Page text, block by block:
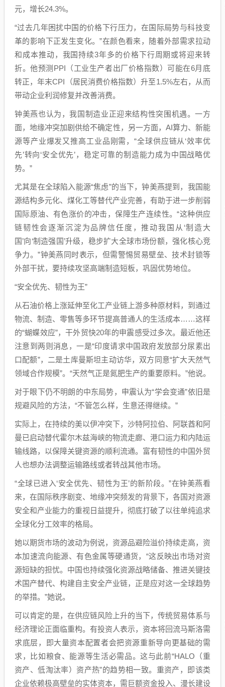
元，增长24.3%。
“过去几年困扰中国的价格下行压力，在国际局势与科技变
革的影响下正发生变化。”在颜色看来，随着外部需求拉动
和成本推动，我国持续3年多的价格下行周期或将迎来转
折。他预测PPI（工业生产者出厂价格指数）可能在6月底
转正，年末CPI（居民消费价格指数）升至1.5%左右，从而
带动企业利润修复并改善消费。
钟美燕也认为，我国制造业正迎来结构性突围机遇。一方
面，地缘冲突加剧供给不确定性，另一方面，AI算力、新能
源等产业爆发又推高工业品刚需，“全球供应链从‘效率优
先’转向‘安全优先’，稳定可靠的制造能力成为中国战略优
势。”
尤其是在全球陷入能源“焦虑”的当下，钟美燕提到，我国能
源结构多元化、煤化工等替代产业完善，有助于进一步削弱
国际原油、有色涨价的冲击，保障生产连续性。“这种供应
链韧性会逐渐沉淀为品牌信任度，推动我国从‘制造大
国’向‘制造强国’升级，稳步扩大全球市场份额，强化核心竞
争力。”钟美燕同时表示，但需警惕贸易壁垒、技术封锁等
外部干扰，要持续攻坚高端制造短板，巩固优势地位。
“安全优先、韧性为王”
从石油价格上涨延伸至化工产业链上游多种原材料，到通过
物流、制造、零售等多环节提高普通人的生活成本……这样
的“蝴蝶效应”，干外贸快20年的申震感受过多次。最近他还
注意到两则消息，一是“印度请求中国政府发放部分尿素出
口配额”，二是土库曼斯坦主动访华，双方同意“扩大天然气
领域合作规模”。“天然气正是氮肥生产的重要原料。”他说。
对于眼下仍不明朗的中东局势，申震认为“学会变通”依旧是
规避风险的方法，“不管怎么样，生意还得继续。”
实际上，在持续的美以伊冲突下，沙特阿拉伯、阿联酋和阿
曼已启动替代霍尔木兹海峡的物流走廊、港口运力和内陆运
输线路，以保障关键资源的顺利流通。富有韧性的中国外贸
人也想办法调整运输路线或者转战其他市场。
“全球已进入‘安全优先、韧性为王’的新阶段。”在钟美燕看
来，在国际秩序剧变、地缘冲突频发的背景下，各国对资源
安全和产业能力的重视日益提升，彻底打破了以往单纯追求
全球化分工效率的格局。
她以期货市场的波动为例说，资源品避险溢价持续走高，资
本加速流向能源、有色金属等硬通货，“这反映出市场对资
源短缺的担忧。中国也持续强化资源战略储备、推进关键技
术国产替代、构建自主安全产业链，正是应对这一全球趋势
的举措。”她说。
可以肯定的是，在供应链风险上升的当下，传统贸易体系与
经济理论正面临重构。有投资人表示，资本将回流马斯洛需
求底层，即大量资本配置者会把资源重新导向更基础的需
求，比如粮食、能源等生活必需品。这与此前“HALO（重
资产、低淘汰率）资产热”的趋势相一致。重资产，即该类
企业依赖极高壁垒的实体资本，需巨额资金投入、漫长建设